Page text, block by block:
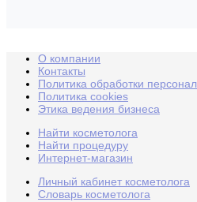
О компании
Контакты
Политика обработки
Политика cookies
Этика ведения бизнеса
Найти косметолога
Найти процедуру
Интернет-магазин
Личный кабинет косметолога
Словарь косметолога